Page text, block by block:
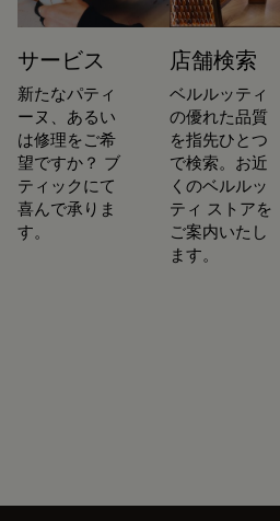
サービス
新たなパティ
ーヌ、あるい
は修理をご希
望ですか？ ブ
ティックにて
喜んで承りま
す。
店舗検索
ベルルッティ
の優れた品質
を指先ひとつ
で検索。お近
くのベルルッ
ティ ストアを
ご案内いたし
ます。